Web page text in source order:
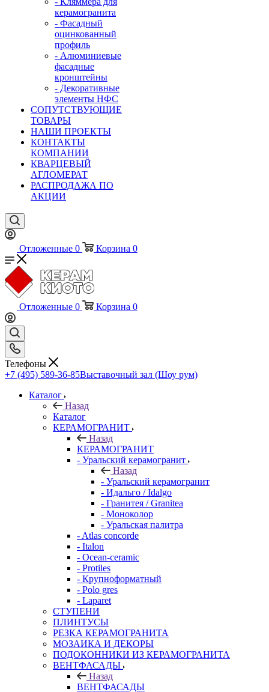
керамогранита
- Фасадный
оцинкованный
профиль
- Алюминиевые
фасадные
кронштейны
- Декоративные
элементы НФС
СОПУТСТВУЮЩИЕ
ТОВАРЫ
НАШИ ПРОЕКТЫ
КОНТАКТЫ
КОМПАНИИ
КВАРЦЕВЫЙ
АГЛОМЕРАТ
РАСПРОДАЖА ПО
АКЦИИ
Отложенные 0 Корзина 0
Отложенные 0 Корзина 0
Телефоны
+7 (495) 589-36-85Выставочный зал (Шоу рум)
Каталог
Назад
Каталог
КЕРАМОГРАНИТ
Назад
КЕРАМОГРАНИТ
- Уральский керамогранит
Назад
- Уральский керамогранит
- Идальго / Idalgo
- Гранитея / Granitea
- Моноколор
- Уральская палитра
- Atlas concorde
- Italon
- Ocean-ceramic
- Protiles
- Крупноформатный
- Polo gres
- Laparet
СТУПЕНИ
ПЛИНТУСЫ
РЕЗКА КЕРАМОГРАНИТА
МОЗАИКА И ДЕКОРЫ
ПОДОКОННИКИ ИЗ КЕРАМОГРАНИТА
ВЕНТФАСАДЫ
Назад
ВЕНТФАСАДЫ